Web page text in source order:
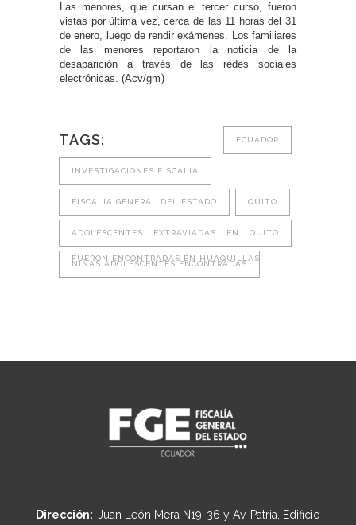
Las menores, que cursan el tercer curso, fueron
vistas por última vez, cerca de las 11 horas del 31
de enero, luego de rendir exámenes. Los familiares
de las menores reportaron la noticia de la
desaparición a través de las redes sociales
electrónicas. (Acv/gm)
TAGS: ECUADOR
INVESTIGACIONES FISCALIA
FISCALIA GENERAL DEL ESTADO QUITO
ADOLESCENTES EXTRAVIADAS EN QUITO
FUERON ENCONTRADAS EN HUAQUILLAS
NIÑAS ADOLESCENTES ENCONTRADAS
Dirección: Juan León Mera N19-36 y Av. Patria, Edificio